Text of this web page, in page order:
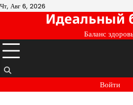
Перейти
Чт, Авг 6, 2026
Идеальный
Баланс
Войти